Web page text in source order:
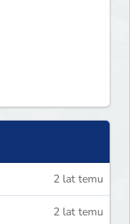
2 lat temu
2 lat temu